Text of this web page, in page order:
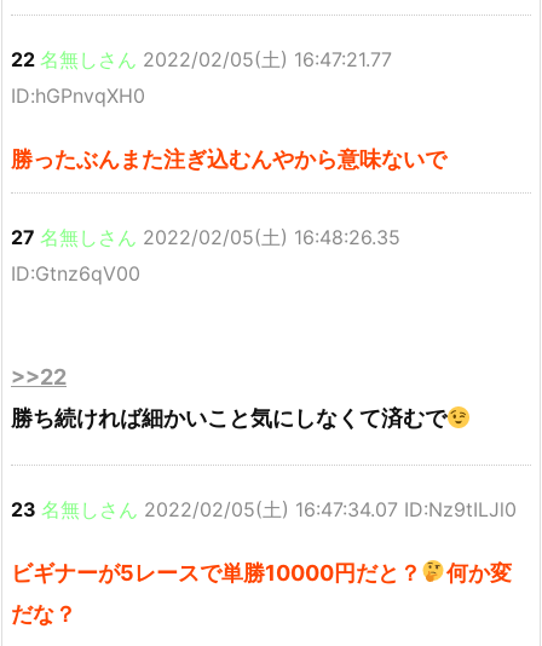
22 名無しさん 2022/02/05(土) 16:47:21.77
ID:hGPnvqXH0
勝ったぶんまた注ぎ込むんやから意味ないで
27 名無しさん 2022/02/05(土) 16:48:26.35
ID:Gtnz6qV00
>>22
勝ち続ければ細かいこと気にしなくて済むで
23 名無しさん 2022/02/05(土) 16:47:34.07 ID:Nz9tILJl0
ビギナーが5レースで単勝10000円だと？
何か変
だな？